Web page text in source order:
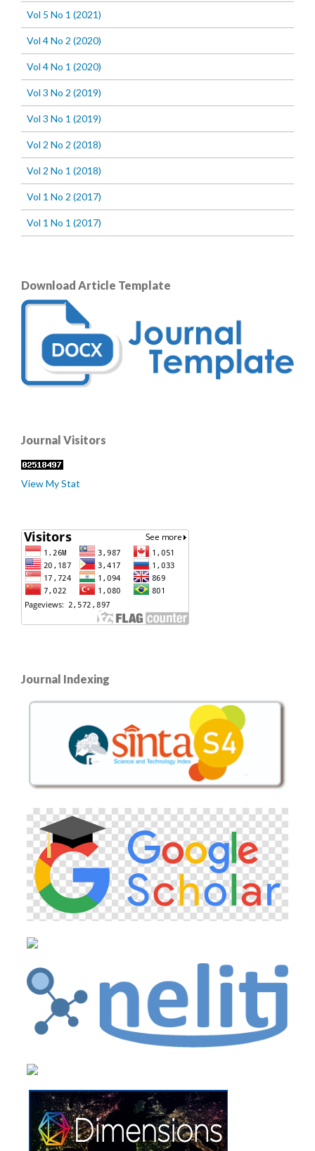
Vol 5 No 1 (2021)
Vol 4 No 2 (2020)
Vol 4 No 1 (2020)
Vol 3 No 2 (2019)
Vol 3 No 1 (2019)
Vol 2 No 2 (2018)
Vol 2 No 1 (2018)
Vol 1 No 2 (2017)
Vol 1 No 1 (2017)
Download Article Template
Journal Visitors
View My Stat
Journal Indexing